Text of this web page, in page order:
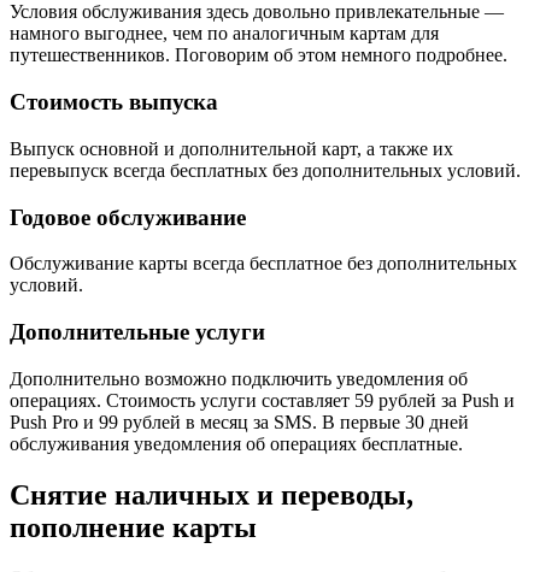
Условия обслуживания здесь довольно привлекательные —
намного выгоднее, чем по аналогичным картам для
путешественников. Поговорим об этом немного подробнее.
Стоимость выпуска
Выпуск основной и дополнительной карт, а также их
перевыпуск всегда бесплатных без дополнительных условий.
Годовое обслуживание
Обслуживание карты всегда бесплатное без дополнительных
условий.
Дополнительные услуги
Дополнительно возможно подключить уведомления об
операциях. Стоимость услуги составляет 59 рублей за Push и
Push Pro и 99 рублей в месяц за SMS. В первые 30 дней
обслуживания уведомления об операциях бесплатные.
Снятие наличных и переводы,
пополнение карты